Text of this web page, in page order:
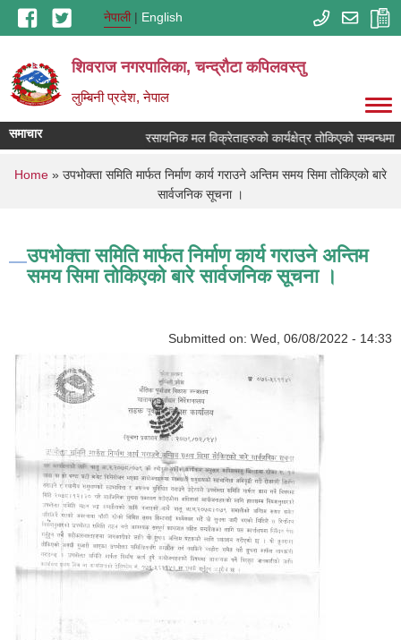
Skip to main contentनेपाली English
शिवराज नगरपालिका, चन्द्राैटा कपिलवस्तु
लुम्बिनी प्रदेश, नेपाल
समाचार रसायनिक मल विक्रेताहरुको कार्यक्षेत्र तोकिएको सम्बन्धमा ।
You are here
Home » उपभोक्ता समिति मार्फत निर्माण कार्य गराउने अन्तिम समय सिमा तोकिएको बारे
सार्वजनिक सूचना ।
उपभोक्ता समिति मार्फत निर्माण कार्य गराउने अन्तिम
समय सिमा तोकिएको बारे सार्वजनिक सूचना ।
Submitted on: Wed, 06/08/2022 - 14:33